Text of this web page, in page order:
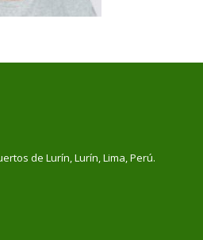
de Lurín, Lurín, Lima, Perú.